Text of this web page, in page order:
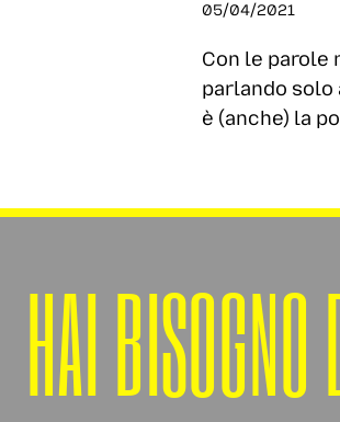
05/04/2021
Con le parole
parlando
è (anche) la
HAI